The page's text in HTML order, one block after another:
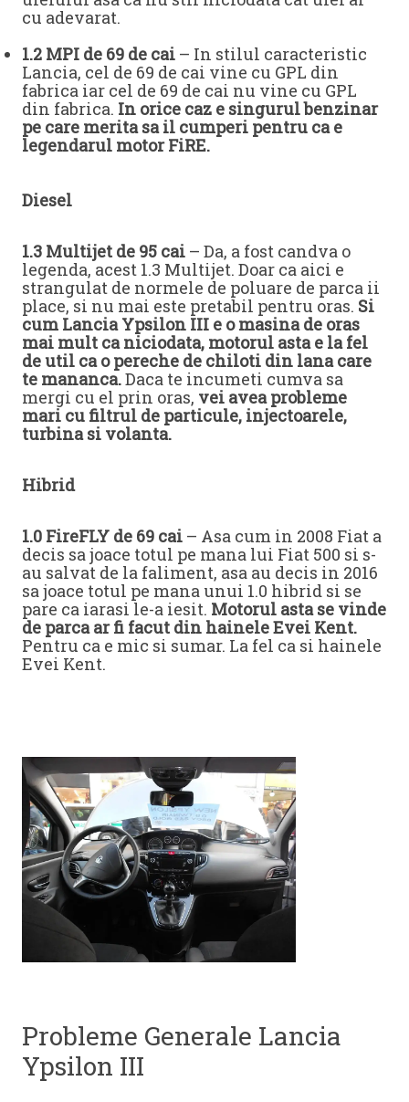
cu adevarat.
1.2 MPI de 69 de cai – In stilul caracteristic
Lancia, cel de 69 de cai vine cu GPL din
fabrica iar cel de 69 de cai nu vine cu GPL
din fabrica. In orice caz e singurul benzinar
pe care merita sa il cumperi pentru ca e
legendarul motor FiRE.
Diesel
1.3 Multijet de 95 cai – Da, a fost candva o
legenda, acest 1.3 Multijet. Doar ca aici e
strangulat de normele de poluare de parca ii
place, si nu mai este pretabil pentru oras. Si
cum Lancia Ypsilon III e o masina de oras
mai mult ca niciodata, motorul asta e la fel
de util ca o pereche de chiloti din lana care
te mananca.Daca te incumeti cumva sa
mergi cu el prin oras, vei avea probleme
mari cu filtrul de particule, injectoarele,
turbina si volanta.
Hibrid
1.0 FireFLY de 69 cai – Asa cum in 2008 Fiat a
decis sa joace totul pe mana lui Fiat 500 si s-
au salvat de la faliment, asa au decis in 2016
sa joace totul pe mana unui 1.0 hibrid si se
pare ca iarasi le-a iesit. Motorul asta se vinde
de parca ar fi facut din hainele Evei Kent.
Pentru ca e mic si sumar. La fel ca si hainele
Evei Kent.
Probleme Generale Lancia
Ypsilon III